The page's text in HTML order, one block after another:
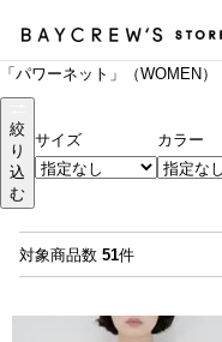
「パワーネット」（WOMEN）
絞
り
込
む
サイズ カラー
対象商品数 51件